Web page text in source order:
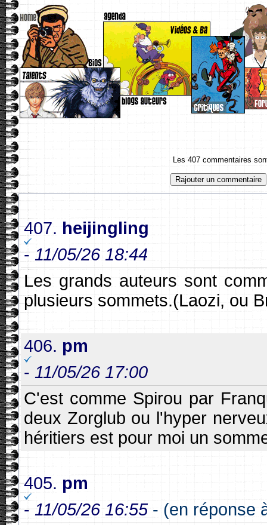
Les 407 commentaires
407. heijingling
- 11/05/26 18:44
Les grands auteurs sont
plusieurs sommets.(Laozi, ou
406. pm
- 11/05/26 17:00
C'est comme Spirou par
deux Zorglub ou l'hyper
héritiers est pour moi un
405. pm
- 11/05/26 16:55 - (en réponse